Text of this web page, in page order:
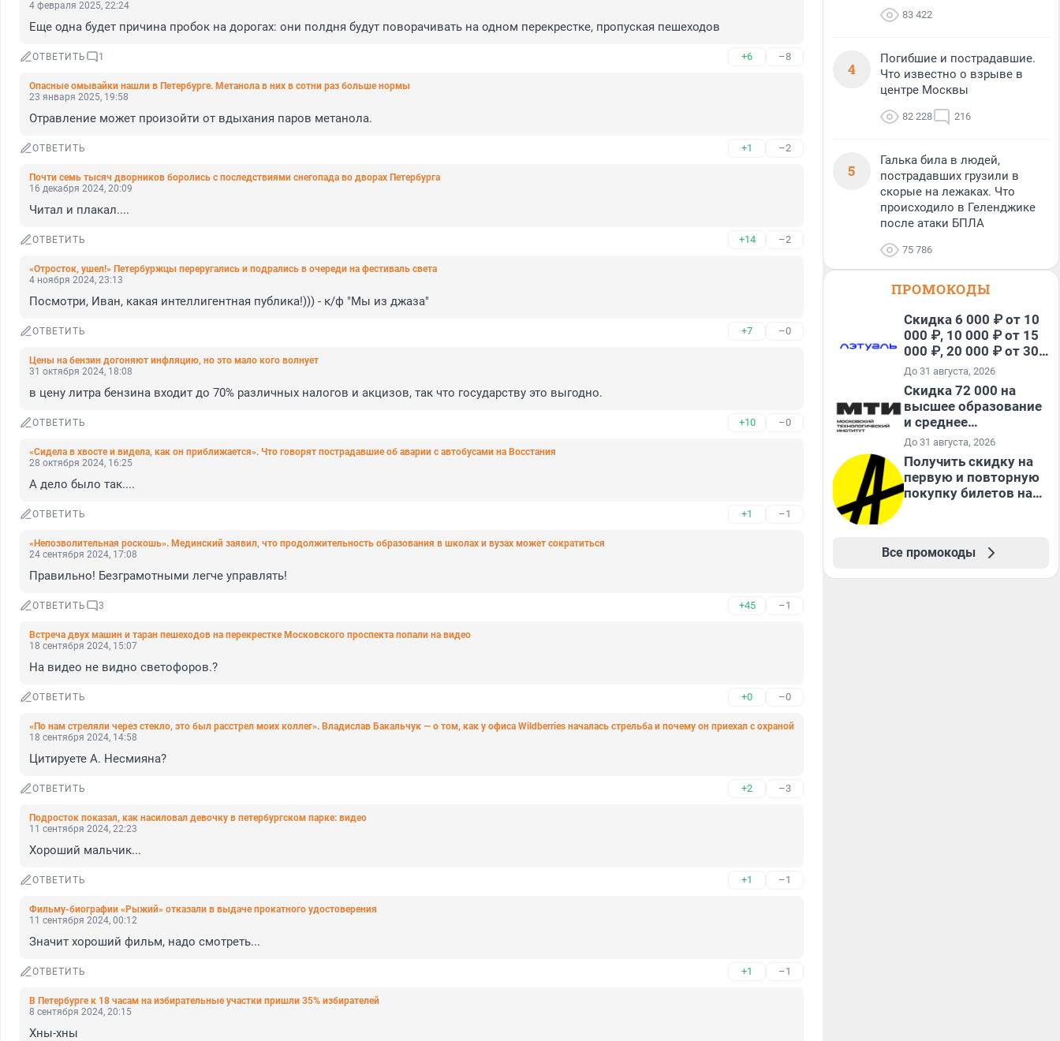
4 февраля 2025, 22:24
Еще одна будет причина пробок на дорогах: они полдня будут поворачивать на одном перекрестке, пропуская пешеходов
ОТВЕТИТЬ 1 +6 –8
Опасные омывайки нашли в Петербурге. Метанола в них в сотни раз больше нормы
23 января 2025, 19:58
Отравление может произойти от вдыхания паров метанола.
ОТВЕТИТЬ +1 –2
Почти семь тысяч дворников боролись с последствиями снегопада во дворах Петербурга
16 декабря 2024, 20:09
Читал и плакал....
ОТВЕТИТЬ +14 –2
«Отросток, ушел!» Петербуржцы переругались и подрались в очереди на фестиваль света
4 ноября 2024, 23:13
Посмотри, Иван, какая интеллигентная публика!))) - к/ф "Мы из джаза"
ОТВЕТИТЬ +7 –0
Цены на бензин догоняют инфляцию, но это мало кого волнует
31 октября 2024, 18:08
в цену литра бензина входит до 70% различных налогов и акцизов, так что государству это выгодно.
ОТВЕТИТЬ +10 –0
«Сидела в хвосте и видела, как он приближается». Что говорят пострадавшие об аварии с автобусами на Восстания
28 октября 2024, 16:25
А дело было так....
ОТВЕТИТЬ +1 –1
«Непозволительная роскошь». Мединский заявил, что продолжительность образования в школах и вузах может сократиться
24 сентября 2024, 17:08
Правильно! Безграмотными легче управлять!
ОТВЕТИТЬ 3 +45 –1
Встреча двух машин и таран пешеходов на перекрестке Московского проспекта попали на видео
18 сентября 2024, 15:07
На видео не видно светофоров.?
ОТВЕТИТЬ +0 –0
«По нам стреляли через стекло, это был расстрел моих коллег». Владислав Бакальчук — о том, как у офиса Wildberries началась стрельба и почему он приехал с охраной
18 сентября 2024, 14:58
Цитируете А. Несмияна?
ОТВЕТИТЬ +2 –3
Подросток показал, как насиловал девочку в петербургском парке: видео
11 сентября 2024, 22:23
Хороший мальчик...
ОТВЕТИТЬ +1 –1
Фильму-биографии «Рыжий» отказали в выдаче прокатного удостоверения
11 сентября 2024, 00:12
Значит хороший фильм, надо смотреть...
ОТВЕТИТЬ +1 –1
В Петербурге к 18 часам на избирательные участки пришли 35% избирателей
8 сентября 2024, 20:15
Хны-хны
83 422
4
Погибшие и пострадавшие.
Что известно о взрыве в
центре Москвы
82 228 216
5
Галька била в людей,
пострадавших грузили в
скорые на лежаках. Что
происходило в Геленджике
после атаки БПЛА
75 786
ПРОМОКОДЫ
Скидка 6 000 ₽ от 10
000 ₽, 10 000 ₽ от 15
000 ₽, 20 000 ₽ от 30
000 ₽ и 35 000 ₽ от 50
000 ₽ на первый и все
повторные заказы по
промокоду НАБЕРИ
До 31 августа, 2026
Скидка 72 000 на
высшее образование
и среднее
специальное
образование в
первый год обучения
До 31 августа, 2026
Получить скидку на
первую и повторную
покупку билетов на
Все промокоды